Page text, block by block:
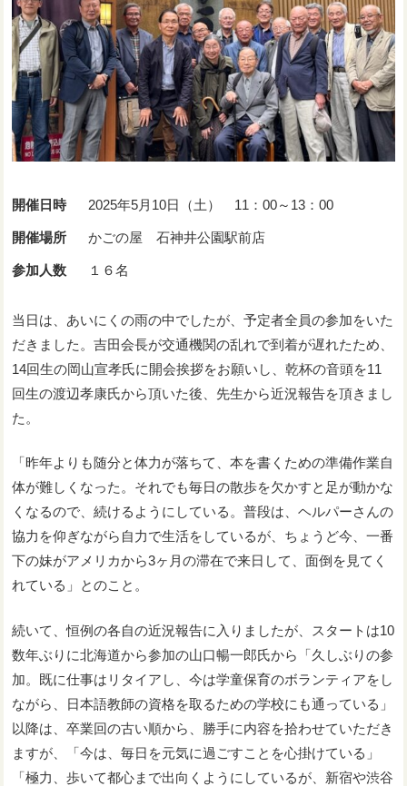
開催日時 2025年5月10日（土） 11：00～13：00
開催場所 かごの屋 石神井公園駅前店
参加人数 １６名
当日は、あいにくの雨の中でしたが、予定者全員の参加をいた
だきました。吉田会長が交通機関の乱れで到着が遅れたため、
14回生の岡山宣孝氏に開会挨拶をお願いし、乾杯の音頭を11
回生の渡辺孝康氏から頂いた後、先生から近況報告を頂きまし
た。
「昨年よりも随分と体力が落ちて、本を書くための準備作業自
体が難しくなった。それでも毎日の散歩を欠かすと足が動かな
くなるので、続けるようにしている。普段は、ヘルパーさんの
協力を仰ぎながら自力で生活をしているが、ちょうど今、一番
下の妹がアメリカから3ヶ月の滞在で来日して、面倒を見てく
れている」とのこと。
続いて、恒例の各自の近況報告に入りましたが、スタートは10
数年ぶりに北海道から参加の山口暢一郎氏から「久しぶりの参
加。既に仕事はリタイアし、今は学童保育のボランティアをし
ながら、日本語教師の資格を取るための学校にも通っている」
以降は、卒業回の古い順から、勝手に内容を拾わせていただき
ますが、「今は、毎日を元気に過ごすことを心掛けている」
「極力、歩いて都心まで出向くようにしているが、新宿や渋谷